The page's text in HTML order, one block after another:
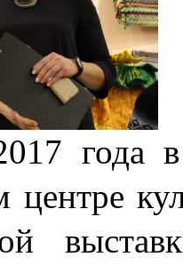
года
центре